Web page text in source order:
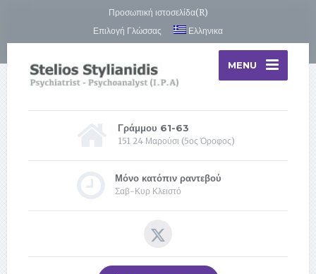
Προσωπική ιστοσελίδα(R)
Επιλογή Γλώσσας
Ελληνικα
MENU
Γράμμου 61-63
151 24 Μαρούσι (5ος Όροφος)
Μόνο κατόπιν ραντεβού
Σαβ-Κυρ Κλειστό